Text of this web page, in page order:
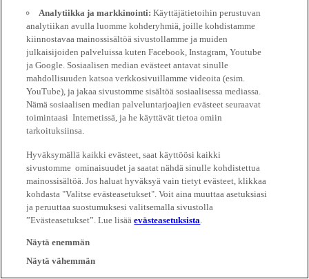
Analytiikka ja markkinointi:Käyttäjätietoihin perustuvan
analytiikan avulla luomme kohderyhmiä, joille kohdistamme
kiinnostavaa mainossisältöä sivustollamme ja muiden
julkaisijoiden palveluissa kuten Facebook, Instagram, Youtube
ja Google. Sosiaalisen median evästeet antavat sinulle
mahdollisuuden katsoa verkkosivuillamme videoita (esim.
YouTube), ja jakaa sivustomme sisältöä sosiaalisessa mediassa.
Nämä sosiaalisen median palveluntarjoajien evästeet seuraavat
toimintaasi Internetissä, ja he käyttävät tietoa omiin
tarkoituksiinsa.
Hyväksymällä kaikki evästeet, saat käyttöösi kaikki
sivustomme ominaisuudet ja saatat nähdä sinulle kohdistettua
mainossisältöä. Jos haluat hyväksyä vain tietyt evästeet, klikkaa
kohdasta "Valitse evästeasetukset". Voit aina muuttaa asetuksiasi
ja peruuttaa suostumuksesi valitsemalla sivustolla
”Evästeasetukset”. Lue lisääevästeasetuksista
Näytä enemmän
Näytä vähemmän